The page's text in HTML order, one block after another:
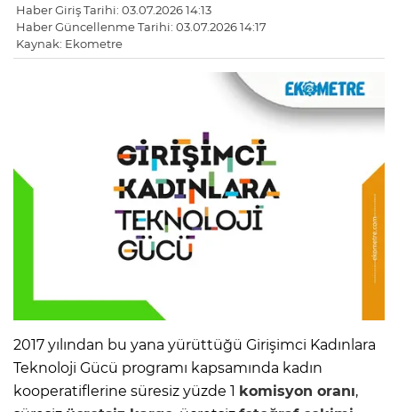
Haber Giriş Tarihi: 03.07.2026 14:13
Haber Güncellenme Tarihi: 03.07.2026 14:17
Kaynak: Ekometre
2017 yılından bu yana yürüttüğü Girişimci Kadınlara
Teknoloji Gücü programı kapsamında kadın
kooperatiflerine süresiz yüzde 1 komisyon oranı,